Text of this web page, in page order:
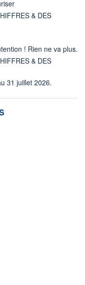
& DES
! Rien ne va plus.
& DES
31 juillet 2026.